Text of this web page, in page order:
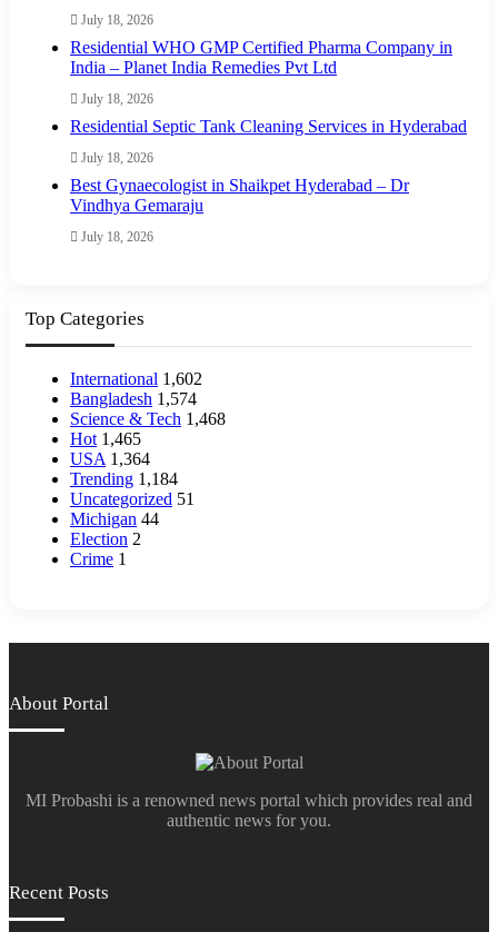
July 18, 2026
Residential WHO GMP Certified Pharma Company in
India – Planet India Remedies Pvt Ltd
July 18, 2026
Residential Septic Tank Cleaning Services in Hyderabad
July 18, 2026
Best Gynaecologist in Shaikpet Hyderabad – Dr
Vindhya Gemaraju
July 18, 2026
Top Categories
International 1,602
Bangladesh 1,574
Science & Tech 1,468
Hot 1,465
USA 1,364
Trending 1,184
Uncategorized 51
Michigan 44
Election 2
Crime 1
About Portal
MI Probashi is a renowned news portal which provides real and
authentic news for you.
Recent Posts